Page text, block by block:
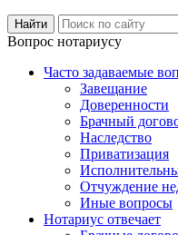
Вопрос нотариусу
Часто задаваемые
Завещание
Доверенности
Брачный
Наследство
Приватизация
Отчуждение
Иные вопросы
Нотариус отвечает